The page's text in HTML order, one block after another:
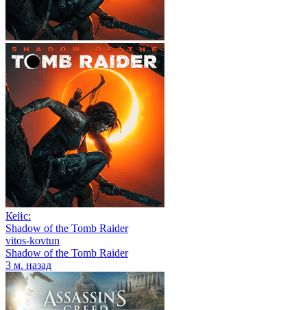
Кейс:
Shadow of the Tomb Raider
vitos-kovtun
Shadow of the Tomb Raider
3 м. назад